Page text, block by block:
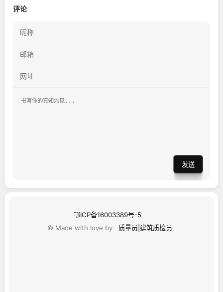
评论
发送
鄂ICP备16003389号-5
© Made with love by
质量员|建筑质检员